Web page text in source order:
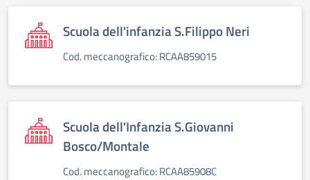
Scuola dell'infanzia S.Filippo Neri
Cod. meccanografico: RCAA859015
Scuola dell'Infanzia S.Giovanni
Bosco/Montale
Cod. meccanografico: RCAA85908C